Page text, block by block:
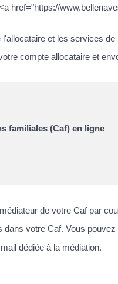
href="https://
et les services de
compte allocataire et
familiales (Caf) en ligne
de votre Caf par
dans votre Caf. Vous
dédiée à la médiation.